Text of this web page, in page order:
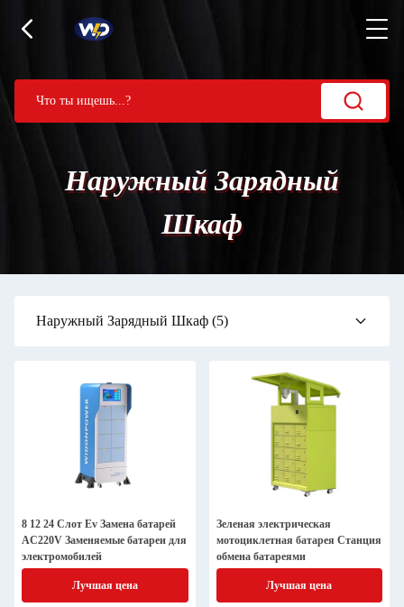
Наружный Зарядный
Шкаф
Наружный Зарядный Шкаф (5)
8 12 24 Слот Ev Замена батарей
AC220V Заменяемые батареи для
электромобилей
Лучшая цена
Зеленая электрическая
мотоциклетная батарея Станция
обмена батареями
Лучшая цена